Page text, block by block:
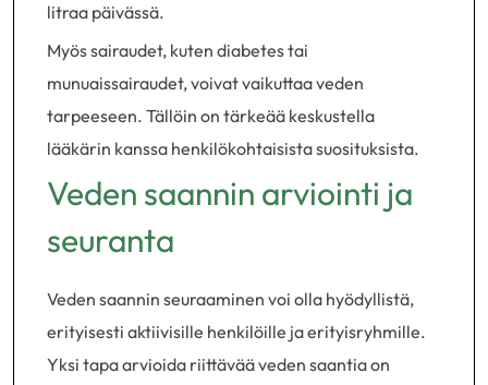
litraa päivässä.
Myös sairaudet, kuten diabetes tai
munuaissairaudet, voivat vaikuttaa veden
tarpeeseen. Tällöin on tärkeää keskustella
lääkärin kanssa henkilökohtaisista suosituksista.
Veden saannin arviointi ja
seuranta
Veden saannin seuraaminen voi olla hyödyllistä,
erityisesti aktiivisille henkilöille ja erityisryhmille.
Yksi tapa arvioida riittävää veden saantia on